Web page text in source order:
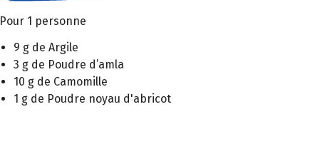
Pour 1 personne
9 g de Argile
3 g de Poudre d’amla
10 g de Camomille
1 g de Poudre noyau d'abricot